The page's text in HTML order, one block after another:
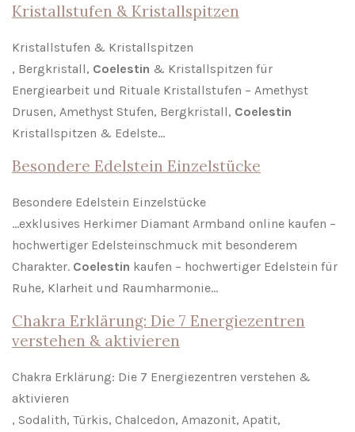
Kristallstufen & Kristallspitzen
Kristallstufen & Kristallspitzen
, Bergkristall, Coelestin & Kristallspitzen für
Energiearbeit und Rituale Kristallstufen – Amethyst
Drusen, Amethyst Stufen, Bergkristall, Coelestin
Kristallspitzen & Edelste…
Besondere Edelstein Einzelstücke
Besondere Edelstein Einzelstücke
…exklusives Herkimer Diamant Armband online kaufen –
hochwertiger Edelsteinschmuck mit besonderem
Charakter. Coelestin kaufen – hochwertiger Edelstein für
Ruhe, Klarheit und Raumharmonie…
Chakra Erklärung: Die 7 Energiezentren
verstehen & aktivieren
Chakra Erklärung: Die 7 Energiezentren verstehen &
aktivieren
, Sodalith, Türkis, Chalcedon, Amazonit, Apatit,